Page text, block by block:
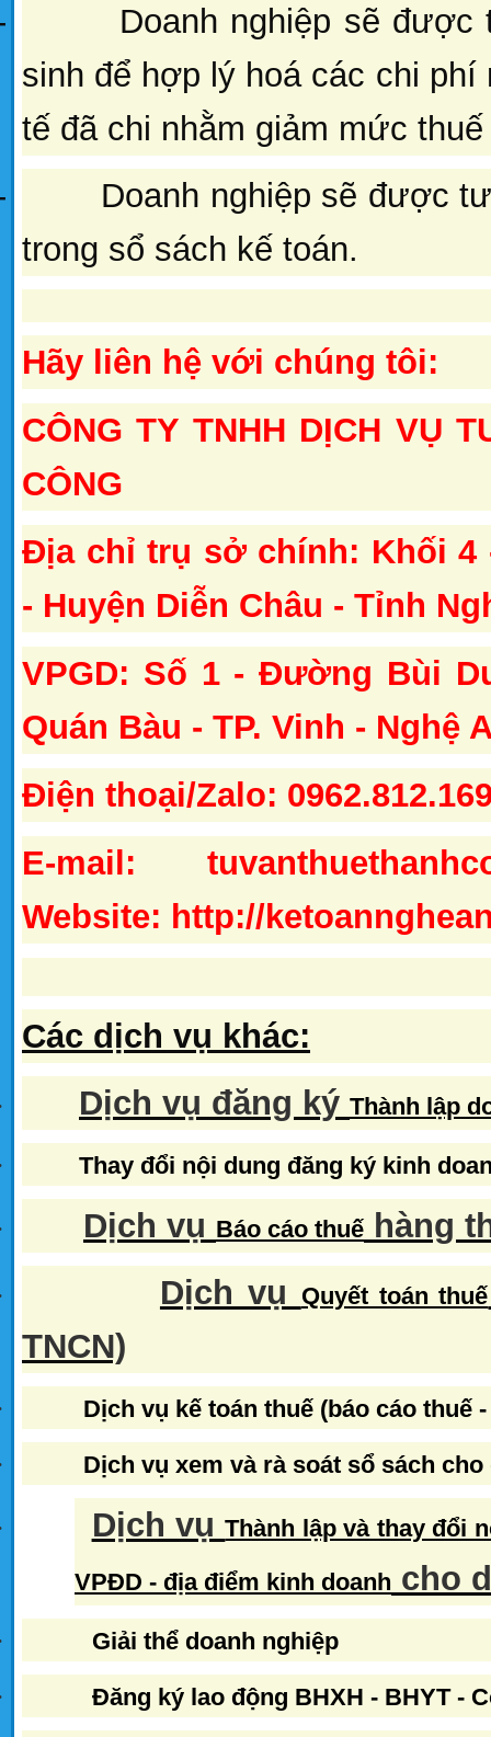
Doanh nghiệp sẽ
sinh để hợp lý hoá các chi phí
tế đã chi nhằm giảm mức
Doanh nghiệp sẽ được
trong sổ sách kế toán.
Hãy liên hệ với chúng tôi:
CÔNG TY TNHH DỊCH VỤ
CÔNG
Địa chỉ trụ sở chính: Khối 4
- Huyện Diễn Châu - Tỉnh
VPGD: Số 1 - Đường Bùi
Quán Bàu - TP. Vinh - Nghệ
Điện thoại/Zalo:
E-mail:
Website: http://
Các dịch vụ khác:
Dịch vụ đăng ký Thành lập
Thay đổi nội dung đăng ký kinh
Dịch vụ Báo cáo thuế hàng
Dịch vụ Quyết toán thuế
TNCN)
Dịch vụ kế toán thuế (báo cáo thuế
Dịch vụ xem và rà soát sổ sách
Dịch vụ Thành lập và thay đổi
VPĐD - địa điểm kinh doanh cho
Giải thể doanh nghiệp
Đăng ký lao động BHXH - BHYT -